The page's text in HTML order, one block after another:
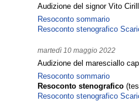
Audizione del signor Vito
Resoconto sommario
Resoconto stenografico
martedì 10 maggio 2022
Audizione del maresciallo
Resoconto sommario
Resoconto stenografico
Resoconto stenografico